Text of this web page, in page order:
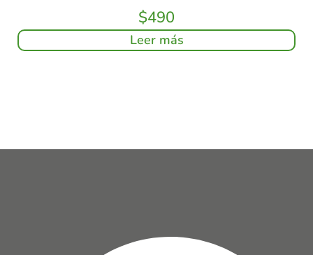
$490
Leer más